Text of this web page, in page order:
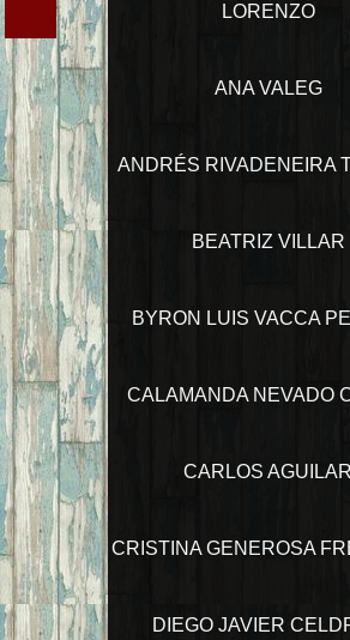
LORENZO
ANA VALEG
ANDRÉS RIVADENEIRA
BEATRIZ VILLAR
BYRON LUIS VACCA
CALAMANDA NEVADO
CARLOS AGUILAR
CRISTINA GENEROSA
DIEGO JAVIER